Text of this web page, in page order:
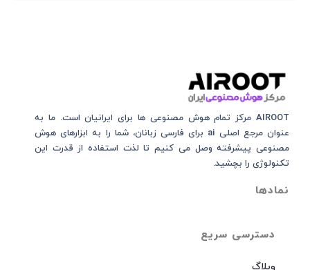
دسترسی سریع
وبلاگ
AIROOT مرکز تمام هوش مصنوعی‌‌‌ ها برای ایرانیان است. ما به
عنوان مرجع اصلی ai برای فارسی زبانان، شما را به ابزارهای هوش
مصنوعی پیشرفته وصل می کنیم تا لذت استفاده از قدرت این
تکنولوژی را بچشید.
نمادها